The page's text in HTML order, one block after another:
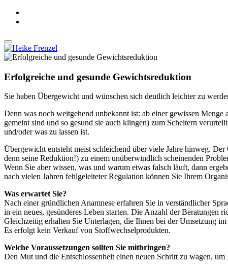
Erfolgreiche und gesunde Gewichtsreduktion
Sie haben Übergewicht und wünschen sich deutlich leichter zu
Denn was noch weitgehend unbekannt ist: ab einer gewissen
gemeint sind und so gesund sie auch klingen) zum Scheitern
und/oder was zu lassen ist.
Übergewicht entsteht meist schleichend über viele Jahre hinweg.
denn seine Reduktion!) zu einem unüberwindlich scheinenden
Wenn Sie aber wissen, was und warum etwas falsch läuft, dann
nach vielen Jahren fehlgeleiteter Regulation können Sie Ihrem
Was erwartet Sie?
Nach einer gründlichen Anamnese erfahren Sie in verständlicher
in ein neues, gesünderes Leben starten. Die Anzahl der Beratungen
Gleichzeitig erhalten Sie Unterlagen, die Ihnen bei der Umsetzung
Es erfolgt kein Verkauf von Stoffwechselprodukten.
Welche Voraussetzungen sollten Sie mitbringen?
Den Mut und die Entschlossenheit einen neuen Schritt zu wagen,